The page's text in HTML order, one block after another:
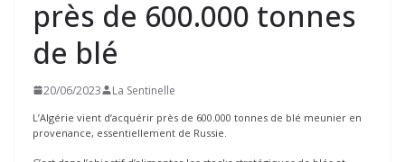
près de 600.000 tonnes
de blé
20/06/2023 La Sentinelle
L’Algérie vient d’acquérir près de 600.000 tonnes de blé meunier en
provenance, essentiellement de Russie.